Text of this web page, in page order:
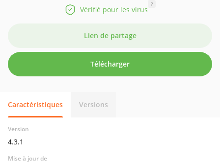
Vérifié pour les virus
?
Lien de partage
Télécharger
Caractéristiques Versions
Version
4.3.1
Mise à jour de